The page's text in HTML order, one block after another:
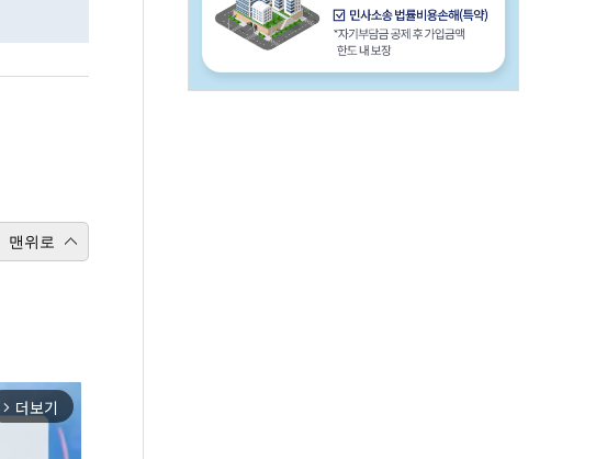
맨위로
arrow_forward_ios 더보기